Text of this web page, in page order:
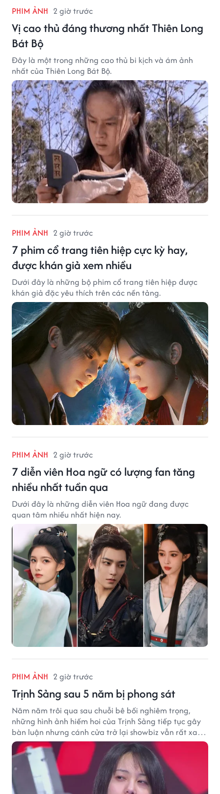
PHIM ẢNH 2 giờ trước
Vị cao thủ đáng thương nhất Thiên Long
Bát Bộ
Đây là một trong những cao thủ bi kịch và ám ảnh
nhất của Thiên Long Bát Bộ.
PHIM ẢNH 2 giờ trước
7 phim cổ trang tiên hiệp cực kỳ hay,
được khán giả xem nhiều
Dưới đây là những bộ phim cổ trang tiên hiệp được
khán giả đặc yêu thích trên các nền tảng.
PHIM ẢNH 2 giờ trước
7 diễn viên Hoa ngữ có lượng fan tăng
nhiều nhất tuần qua
Dưới đây là những diễn viên Hoa ngữ đang được
quan tâm nhiều nhất hiện nay.
PHIM ẢNH 2 giờ trước
Trịnh Sảng sau 5 năm bị phong sát
Năm năm trôi qua sau chuỗi bê bối nghiêm trọng,
những hình ảnh hiếm hoi của Trịnh Sảng tiếp tục gây
bàn luận nhưng cánh cửa trở lại showbiz vẫn rất xa
vời.